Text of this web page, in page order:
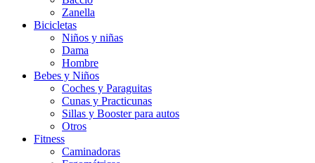
Zanella
Bicicletas
Niños y niñas
Dama
Hombre
Bebes y Niños
Coches y Paraguitas
Cunas y Practicunas
Sillas y Booster para autos
Otros
Fitness
Caminadoras